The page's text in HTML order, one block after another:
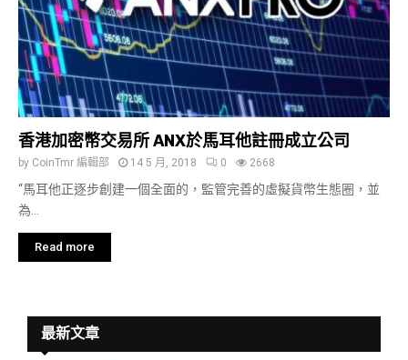
香港加密幣交易所 ANX於馬耳他註冊成立公司
by CoinTmr 編輯部 14 5 月, 2018 0 2668
“馬耳他正逐步創建一個全面的，監管完善的虛擬貨幣生態圈，並
為...
Read more
最新文章